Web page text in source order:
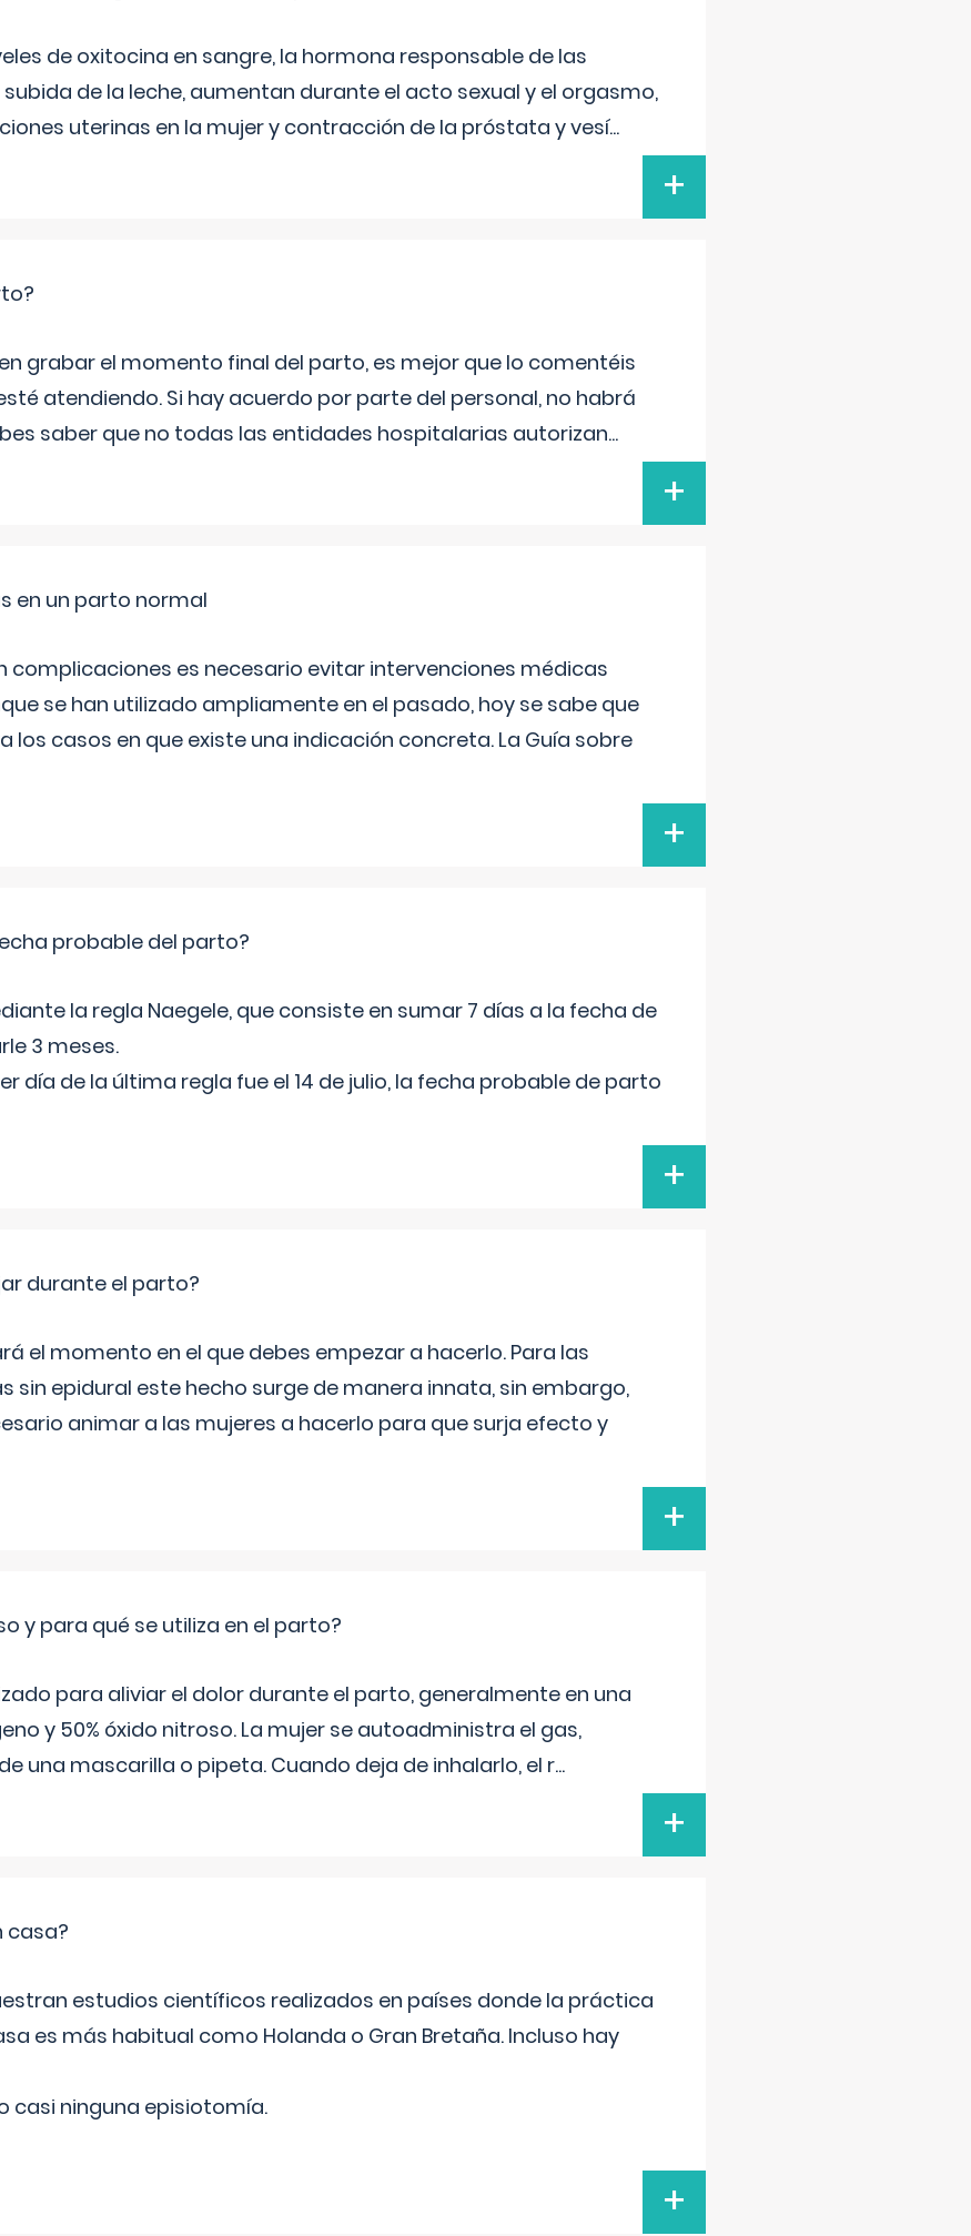
de oxitocina en sangre, la hormona responsable de las
de la leche, aumentan durante el acto sexual y el orgasmo,
uterinas en la mujer y contracción de la próstata y vesí...
+
grabar el momento final del parto, es mejor que lo comentéis
atendiendo. Si hay acuerdo por parte del personal, no habrá
saber que no todas las entidades hospitalarias autorizan...
+
en un parto normal
complicaciones es necesario evitar intervenciones médicas
se han utilizado ampliamente en el pasado, hoy se sabe que
los casos en que existe una indicación concreta. La Guía sobre
+
probable del parto?
la regla Naegele, que consiste en sumar 7 días a la fecha de
3 meses.
día de la última regla fue el 14 de julio, la fecha probable de parto
+
durante el parto?
el momento en el que debes empezar a hacerlo. Para las
sin epidural este hecho surge de manera innata, sin embargo,
animar a las mujeres a hacerlo para que surja efecto y
+
y para qué se utiliza en el parto?
para aliviar el dolor durante el parto, generalmente en una
y 50% óxido nitroso. La mujer se autoadministra el gas,
una mascarilla o pipeta. Cuando deja de inhalarlo, el r...
+
casa?
estudios científicos realizados en países donde la práctica
es más habitual como Holanda o Gran Bretaña. Incluso hay
casi ninguna episiotomía.
+